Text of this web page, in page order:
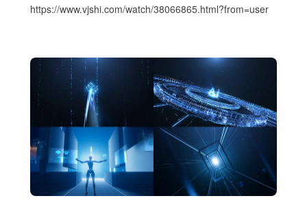
https://www.vjshi.com/watch/38066865.html?from=user